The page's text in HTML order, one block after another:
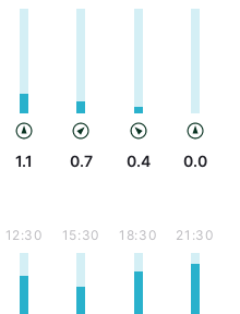
1.1 0.7 0.4 0.0
12:30 15:30 18:30 21:30